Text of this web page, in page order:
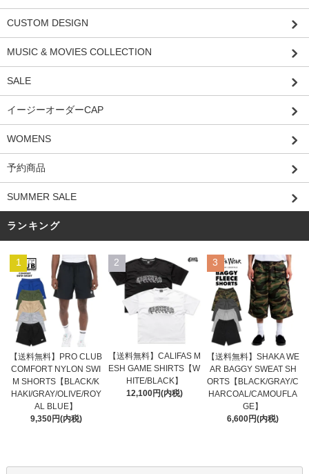
CUSTOM DESIGN
MUSIC & MOVIES COLLECTION
SALE
イージーオーダーCAP
WOMENS
予約商品
SUMMER SALE
ランキング
1
【送料無料】PRO CLUB
COMFORT NYLON SWI
M SHORTS【BLACK/K
HAKI/GRAY/OLIVE/ROY
AL BLUE】
9,350円(内税)
2
【送料無料】CALIFAS M
ESH GAME SHIRTS【W
HITE/BLACK】
12,100円(内税)
3
【送料無料】SHAKA WE
AR BAGGY SWEAT SH
ORTS【BLACK/GRAY/C
HARCOAL/CAMOUFLA
GE】
6,600円(内税)